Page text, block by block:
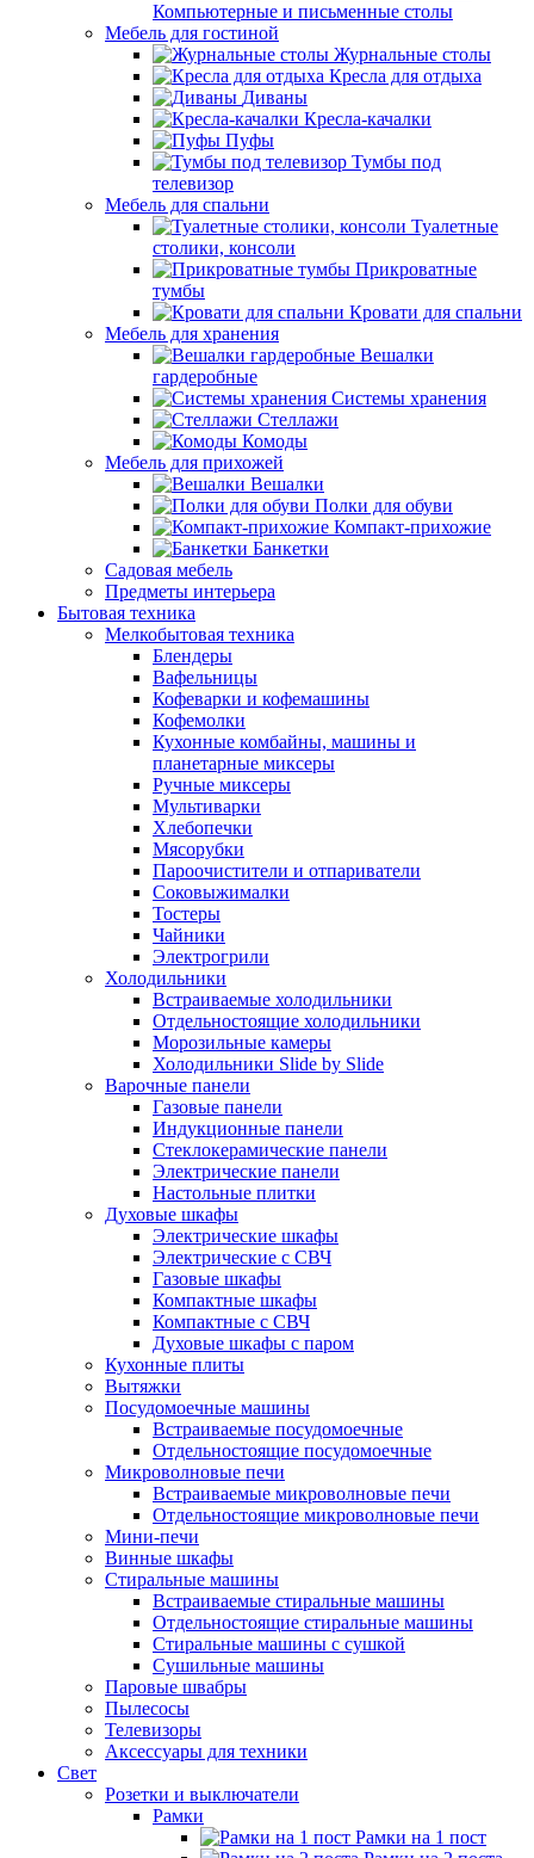
Компьютерные и письменные столы
Мебель для гостиной
Журнальные столы
Кресла для отдыха
Диваны
Кресла-качалки
Пуфы
Тумбы под
телевизор
Мебель для спальни
Туалетные
столики, консоли
Прикроватные
тумбы
Кровати для спальни
Мебель для хранения
Вешалки
гардеробные
Системы хранения
Стеллажи
Комоды
Мебель для прихожей
Вешалки
Полки для обуви
Компакт-прихожие
Банкетки
Садовая мебель
Предметы интерьера
Бытовая техника
Мелкобытовая техника
Блендеры
Вафельницы
Кофеварки и кофемашины
Кофемолки
Кухонные комбайны, машины и
планетарные миксеры
Ручные миксеры
Мультиварки
Хлебопечки
Мясорубки
Пароочистители и отпариватели
Соковыжималки
Тостеры
Чайники
Электрогрили
Холодильники
Встраиваемые холодильники
Отдельностоящие холодильники
Морозильные камеры
Холодильники Slide by Slide
Варочные панели
Газовые панели
Индукционные панели
Стеклокерамические панели
Электрические панели
Настольные плитки
Духовые шкафы
Электрические шкафы
Электрические с СВЧ
Газовые шкафы
Компактные шкафы
Компактные с СВЧ
Духовые шкафы с паром
Кухонные плиты
Вытяжки
Посудомоечные машины
Встраиваемые посудомоечные
Отдельностоящие посудомоечные
Микроволновые печи
Встраиваемые микроволновые печи
Отдельностоящие микроволновые печи
Мини-печи
Винные шкафы
Стиральные машины
Встраиваемые стиральные машины
Отдельностоящие стиральные машины
Стиральные машины с сушкой
Сушильные машины
Паровые швабры
Пылесосы
Телевизоры
Аксессуары для техники
Свет
Розетки и выключатели
Рамки
Рамки на 1 пост